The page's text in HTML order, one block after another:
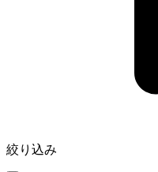
絞り込み